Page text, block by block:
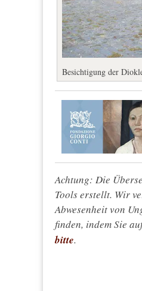
Besichtigung der
Achtung: Die
Tools erstellt. Wir
Abwesenheit von
finden, indem Sie
bitte.